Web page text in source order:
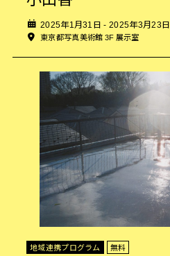
2025年1月31日 - 2025年3月23日
東京都写真美術館 3F 展示室
地域連携プログラム 無料